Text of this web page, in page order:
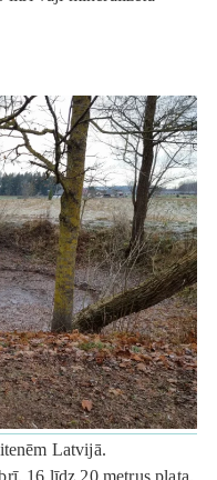
Latvijā.
16 līdz 20 metrus plata.